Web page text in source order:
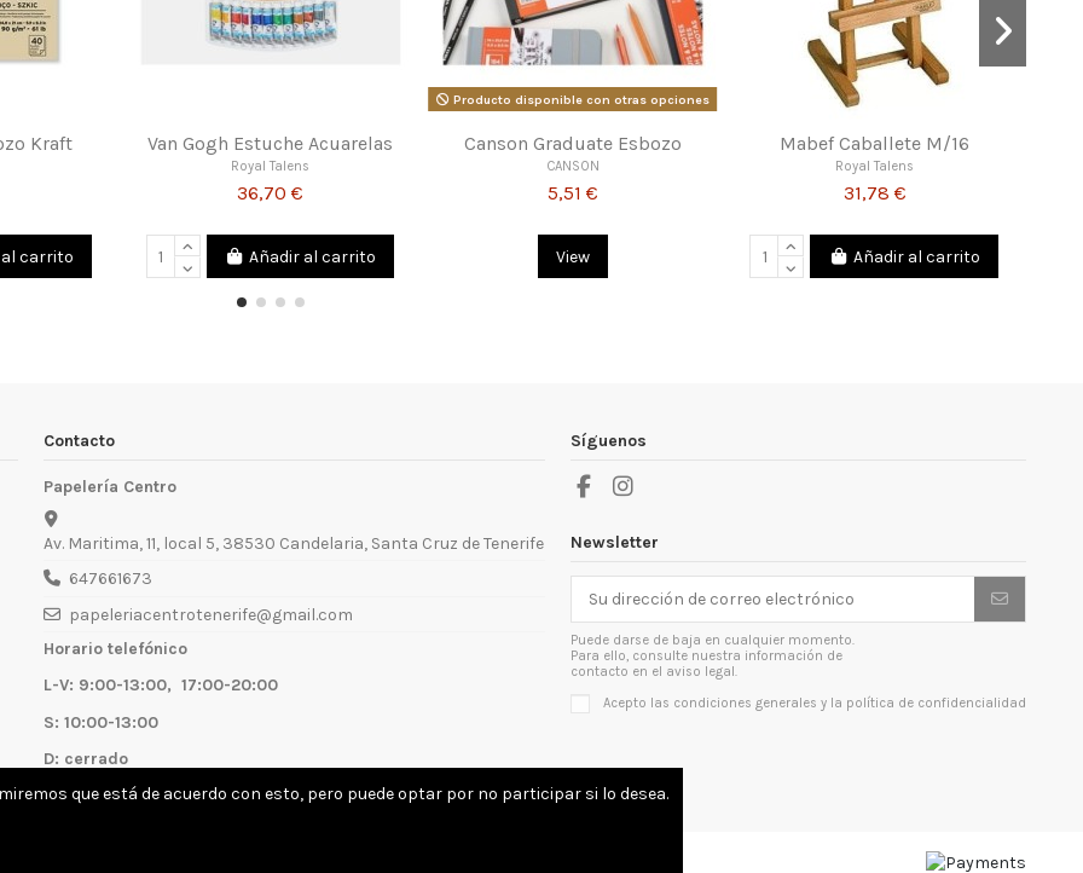
XL Dibujo
Añadir al carrito
Canson Graduate Bocetos y
Añadir al carrito
Canson Graduate Multitécnica
Añadir al carrito
Art Creation Atril A2 Plus
Añadir al carrito
Contacto
Papelería Centro
Av. Maritima, 11, local 5, 38530 Candelaria, Santa Cruz de Tenerife
647661673
papeleriacentrotenerife@gmail.com
Horario telefónico
L-V: 9:00-13:00, 17:00-20:00
S: 10:00-13:00
D: cerrado
Síguenos
Newsletter
Puede darse de baja en cualquier momento.
Para ello, consulte nuestra información de
contacto en el aviso legal.
Acepto las condiciones generales y la política de confidencialidad
que está de acuerdo con esto, pero puede optar por no participar si lo desea.